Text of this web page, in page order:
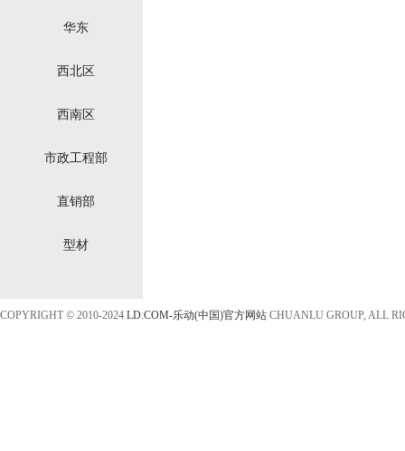
华东
西北区
西南区
市政工程部
直销部
型材
COPYRIGHT © 2010-2024 LD.COM-乐动(中国)官方网站 CHUANLU GROUP, ALL